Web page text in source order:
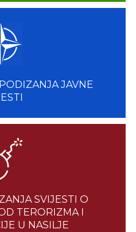
JAVNE
SVIJESTI O
TERORIZMA I
U NASILJE